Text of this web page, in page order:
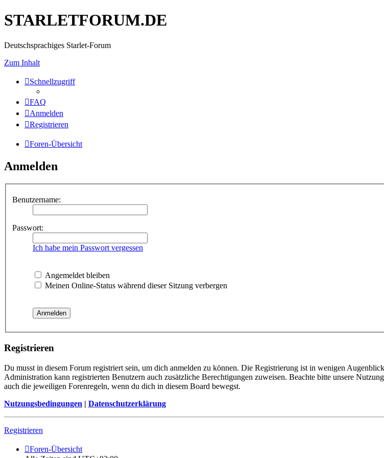
STARLETFORUM.DE
Deutschsprachiges Starlet-Forum
Zum Inhalt
Schnellzugriff
FAQ
Anmelden
Registrieren
Foren-Übersicht
Anmelden
Benutzername:
Passwort:
Ich habe mein Passwort vergessen
Angemeldet bleiben
Meinen Online-Status während dieser Sitzung verbergen
Registrieren
Du musst in diesem Forum registriert sein, um dich anmelden zu können. Die Registrierung ist in wenigen
Administration kann registrierten Benutzern auch zusätzliche Berechtigungen zuweisen. Beachte bitte unsere
auch die jeweiligen Forenregeln, wenn du dich in diesem Board bewegst.
Nutzungsbedingungen | Datenschutzerklärung
Registrieren
Foren-Übersicht